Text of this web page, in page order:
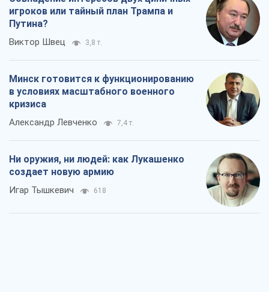
игроков или тайный план Трампа и
Путина?
Виктор Швец 3,8 т.
Минск готовится к функционированию
в условиях масштабного военного
кризиса
Александр Левченко 7,4 т.
Ни оружия, ни людей: как Лукашенко
создает новую армию
Игар Тышкевич 618